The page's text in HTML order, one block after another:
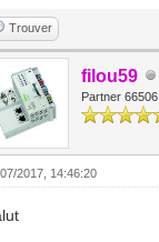
Trouver
filou59
Partner 66506
2017, 14:46:20